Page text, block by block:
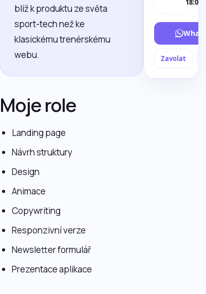
blíž k produktu ze světa
sport-tech než ke
klasickému trenérskému
webu.
Moje role
Landing page
Návrh struktury
Design
Animace
Copywriting
Responzivní verze
Newsletter formulář
Prezentace aplikace
18:00
Zavolat